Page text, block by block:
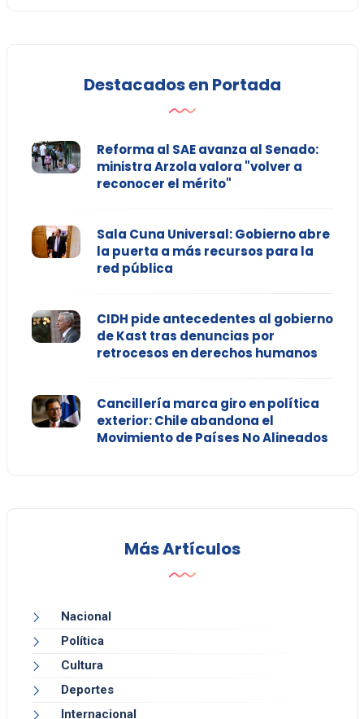
Destacados en Portada
Reforma al SAE avanza al Senado:
ministra Arzola valora "volver a
reconocer el mérito"
Sala Cuna Universal: Gobierno abre
la puerta a más recursos para la
red pública
CIDH pide antecedentes al gobierno
de Kast tras denuncias por
retrocesos en derechos humanos
Cancillería marca giro en política
exterior: Chile abandona el
Movimiento de Países No Alineados
Más Artículos
Nacional
Política
Cultura
Deportes
Internacional